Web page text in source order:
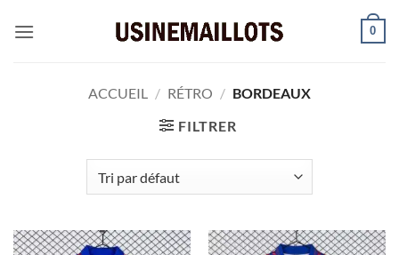
0
ACCUEIL / RÉTRO / BORDEAUX
FILTRER